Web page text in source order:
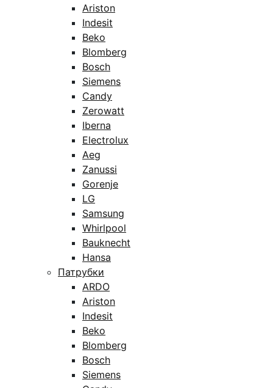
Ariston
Indesit
Beko
Blomberg
Bosch
Siemens
Candy
Zerowatt
Iberna
Electrolux
Aeg
Zanussi
Gorenje
LG
Samsung
Whirlpool
Bauknecht
Hansa
Патрубки
ARDO
Ariston
Indesit
Beko
Blomberg
Bosch
Siemens